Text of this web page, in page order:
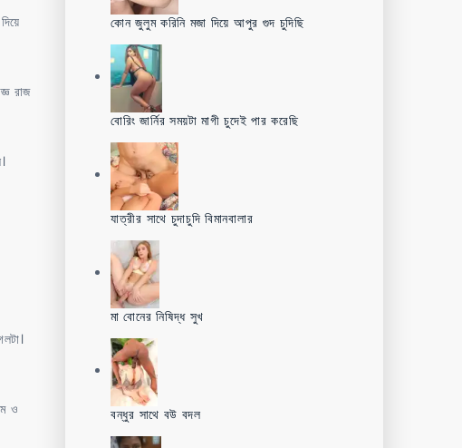
রাজ
ও
কোন জুলুম করিনি মজা দিয়ে আপুর গুদ চুদিছি
বোরিং জার্নির সময়টা মাগী চুদেই পার করেছি
যাত্রীর সাথে চুদাচুদি বিমানবালার
মা বোনের নিষিদ্ধ সুখ
বন্ধুর সাথে বউ বদল